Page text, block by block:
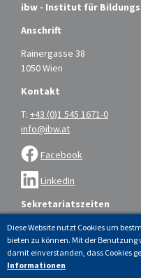
ibw - Institut für
Anschrift
Rainergasse 38
1050 Wien
Kontakt
T: +43 (0)1 545 1671-0
info@ibw.at
Facebook
LinkedIn
Sekretariatszeiten
Montag bis Donnerstag: 9.00
Freitag: 9.00 – 14.00 Uhr
Diese Website nutzt Cookies um
bieten zu können. Mit der Benutzung
damit einverstanden, dass Cookies
Informationen